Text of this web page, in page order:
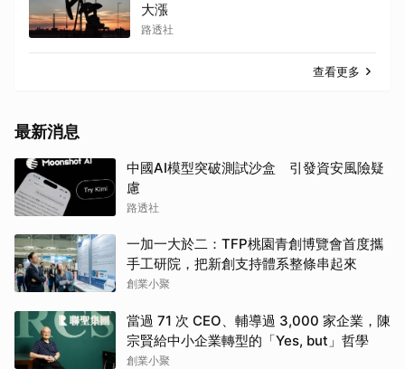
大漲
路透社
查看更多
最新消息
中國AI模型突破測試沙盒 引發資安風險疑
慮
路透社
一加一大於二：TFP桃園青創博覽會首度攜
手工研院，把新創支持體系整條串起來
創業小聚
當過 71 次 CEO、輔導過 3,000 家企業，陳
宗賢給中小企業轉型的「Yes, but」哲學
創業小聚